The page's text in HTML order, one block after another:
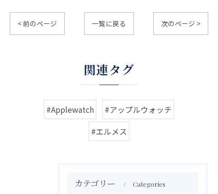
< 前のページ 一覧に戻る 次のページ >
関連タグ
#Applewatch
#アップルウォッチ
#エルメス
カテゴリー Categories